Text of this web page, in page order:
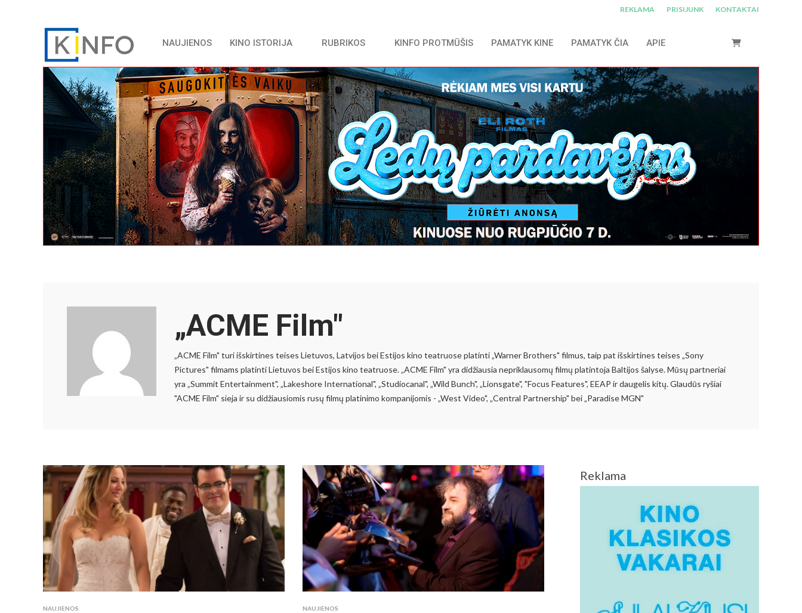
REKLAMA PRISIJUNK KONTAKTAI
NAUJIENOS KINO ISTORIJA RUBRIKOS KINFO PROTMŪŠIS PAMATYK KINE PAMATYK ČIA APIE
„ACME Film"
„ACME Film" turi išskirtines teises Lietuvos, Latvijos bei Estijos kino teatruose platinti „Warner Brothers" filmus, taip pat išskirtines teises „Sony
Pictures" filmams platinti Lietuvos bei Estijos kino teatruose. „ACME Film" yra didžiausia nepriklausomų filmų platintoja Baltijos šalyse. Mūsų partneriai
yra „Summit Entertainment", „Lakeshore International", „Studiocanal", „Wild Bunch", „Lionsgate", "Focus Features", EEAP ir daugelis kitų. Glaudūs ryšiai
"ACME Film" sieja ir su didžiausiomis rusų filmų platinimo kompanijomis - „West Video", „Central Partnership" bei „Paradise MGN"
NAUJIENOS NAUJIENOS
Reklama